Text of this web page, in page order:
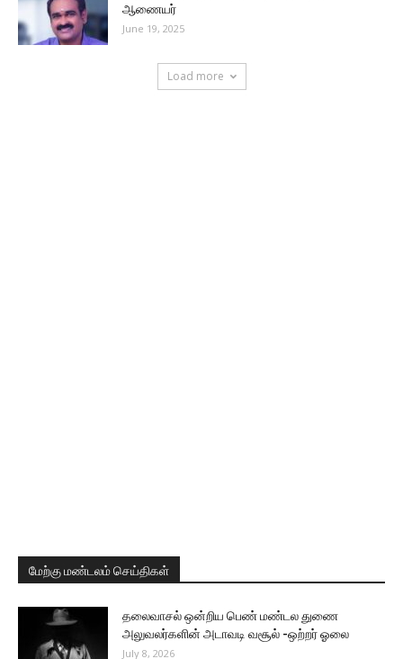
ஆணையர்
June 19, 2025
Load more
மேற்கு மண்டலம் செய்திகள்
தலைவாசல் ஒன்றிய பெண் மண்டல துணை
அலுவலர்களின் அடாவடி வசூல் -ஒற்றர் ஓலை
July 8, 2026